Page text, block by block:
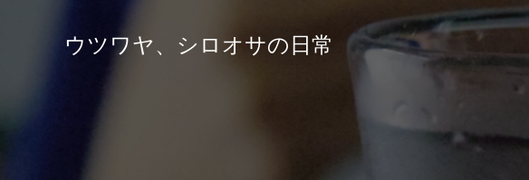
ウツワヤ、シロオサの日常